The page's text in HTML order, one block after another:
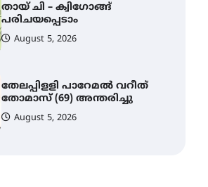
തായ് ചി – ക്വിഗോങ്ങ്
പരിചയപ്പെടാം
August 5, 2026
തേലപ്പിളളി പാറേമൽ വറീത്
തോമാസ് (69) അന്തരിച്ചു
August 5, 2026